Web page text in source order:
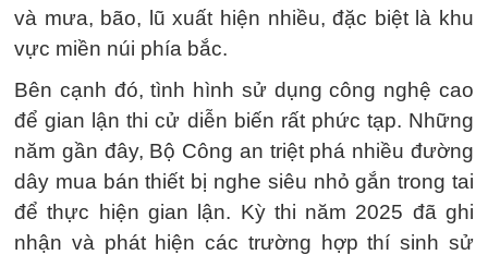
và mưa, bão, lũ xuất hiện nhiều, đặc biệt là khu
vực miền núi phía bắc.
Bên cạnh đó, tình hình sử dụng công nghệ cao
để gian lận thi cử diễn biến rất phức tạp. Những
năm gần đây, Bộ Công an triệt phá nhiều đường
dây mua bán thiết bị nghe siêu nhỏ gắn trong tai
để thực hiện gian lận. Kỳ thi năm 2025 đã ghi
nhận và phát hiện các trường hợp thí sinh sử